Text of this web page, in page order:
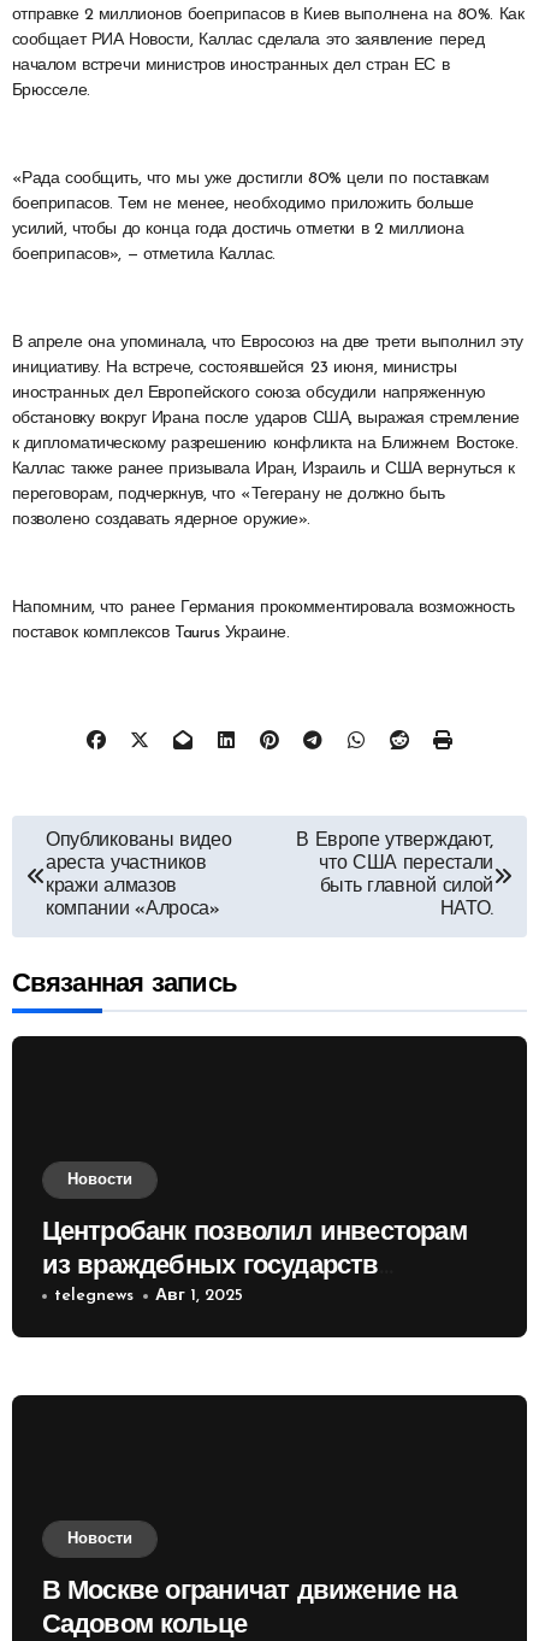
отправке 2 миллионов боеприпасов в Киев выполнена на 80%. Как
сообщает РИА Новости, Каллас сделала это заявление перед
началом встречи министров иностранных дел стран ЕС в
Брюсселе.
«Рада сообщить, что мы уже достигли 80% цели по поставкам
боеприпасов. Тем не менее, необходимо приложить больше
усилий, чтобы до конца года достичь отметки в 2 миллиона
боеприпасов», — отметила Каллас.
В апреле она упоминала, что Евросоюз на две трети выполнил эту
инициативу. На встрече, состоявшейся 23 июня, министры
иностранных дел Европейского союза обсудили напряженную
обстановку вокруг Ирана после ударов США, выражая стремление
к дипломатическому разрешению конфликта на Ближнем Востоке.
Каллас также ранее призывала Иран, Израиль и США вернуться к
переговорам, подчеркнув, что «Тегерану не должно быть
позволено создавать ядерное оружие».
Напомним, что ранее Германия прокомментировала возможность
поставок комплексов Taurus Украине.
Навигация
по
записям
Опубликованы видео
ареста участников
кражи алмазов
компании «Алроса»
В Европе утверждают,
что США перестали
быть главной силой
НАТО.
Связанная запись
Новости
Центробанк позволил инвесторам
из враждебных государств
приобретать валюту
telegnews Авг 1, 2025
Новости
В Москве ограничат движение на
Садовом кольце